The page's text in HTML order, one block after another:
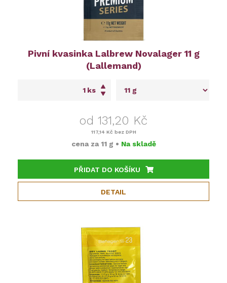
Pivní kvasinka Lalbrew Novalager 11 g
(Lallemand)
ks
od 131,20 Kč
117,14 Kč bez DPH
cena za 11 g • Na skladě
PŘIDAT DO KOŠÍKU
DETAIL